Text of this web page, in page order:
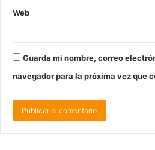
Web
Guarda mi nombre, correo
navegador para la próxima vez que